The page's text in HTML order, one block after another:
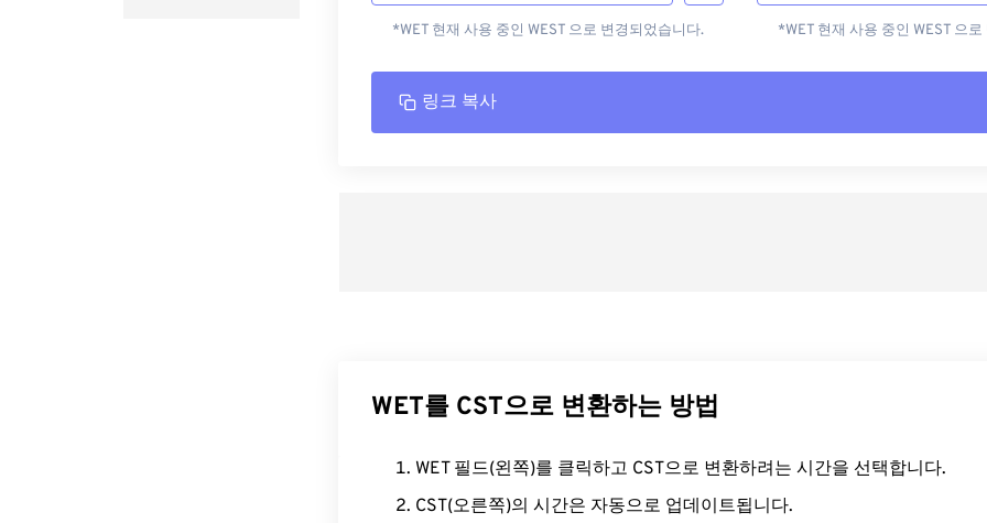
*WET 현재 사용 중인 WEST 으로 변경되었습니다. *WET 현재 사용 중인 WEST 으
링크 복사
WET를 CST으로 변환하는 방법
WET 필드(왼쪽)를 클릭하고 CST으로 변환하려는 시간을 선택합니다.
CST(오른쪽)의 시간은 자동으로 업데이트됩니다.